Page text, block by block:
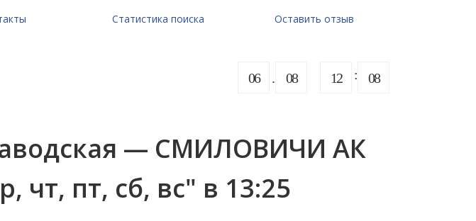
Статистика поиска Оставить отзыв
06 08 12 08
— СМИЛОВИЧИ АК
чт, пт, сб, вс" в 13:25